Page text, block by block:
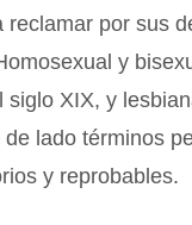
reclamar por sus
y
siglo XIX, y
lado términos
y reprobables.